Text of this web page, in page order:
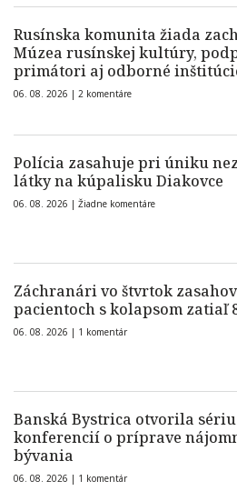
Rusínska komunita žiada
Múzea rusínskej kultúry,
primátori aj odborné
06. 08. 2026 | 2 komentáre
Polícia zasahuje pri úniku
látky na kúpalisku Diakovce
06. 08. 2026 | Žiadne komentáre
Záchranári vo štvrtok
pacientoch s kolapsom zatiaľ
06. 08. 2026 | 1 komentár
Banská Bystrica otvorila sériu
konferencií o príprave
bývania
06. 08. 2026 | 1 komentár